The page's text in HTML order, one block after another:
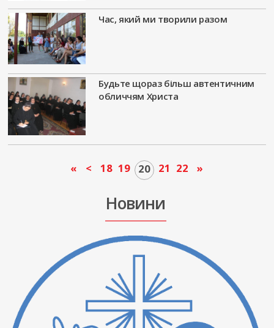
Час, який ми творили разом
Будьте щораз більш автентичним
обличчям Христа
« < 18 19 20 21 22 »
Новини